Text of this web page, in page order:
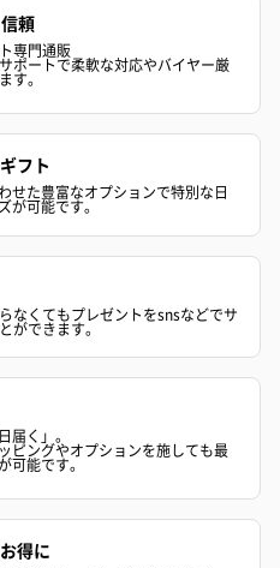
頼
専門通販
ポートで柔軟な対応やバイヤー厳
す。
フト
せた豊富なオプションで特別な日
が可能です。
なくてもプレゼントをsnsなどでサ
ができます。
届く」。
ピングやオプションを施しても最
可能です。
得に